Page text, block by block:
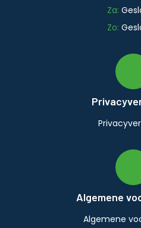
Za:
Zo:
Algemene
Algemene